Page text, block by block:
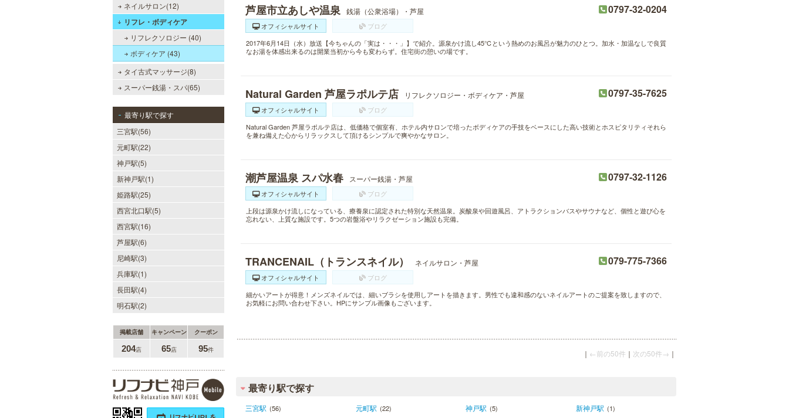
ネイルサロン(12)
リフレ・ボディケア
リフレクソロジー (40)
ボディケア (43)
タイ古式マッサージ(8)
スーパー銭湯・スパ(65)
最寄り駅で探す
三宮駅(56)
元町駅(22)
神戸駅(5)
新神戸駅(1)
姫路駅(25)
西宮北口駅(5)
西宮駅(16)
芦屋駅(6)
尼崎駅(3)
兵庫駅(1)
長田駅(4)
明石駅(2)
掲載店舗 キャンペーン クーポン
204店 65店 95件
芦屋市立あしや温泉 銭湯（公衆浴場）・芦屋 0797-32-0204
オフィシャルサイト
ブログ
2017年6月14日（水）放送【今ちゃんの「実は・・・」】で紹介。源泉かけ流し45℃という熱めのお風呂が魅力のひとつ。加水・加温なしで良質
なお湯を体感出来るのは開業当初から今も変わらず。住宅街の憩いの場です。
Natural Garden 芦屋ラポルテ店 リフレクソロジー・ボディケア・芦屋 0797-35-7625
オフィシャルサイト
ブログ
Natural Garden 芦屋ラポルテ店は、低価格で個室有、ホテル内サロンで培ったボディケアの手技をベースにした高い技術とホスピタリティそれら
を兼ね備えた心からリラックスして頂けるシンプルで爽やかなサロン。
潮芦屋温泉 スパ水春 スーパー銭湯・芦屋 0797-32-1126
オフィシャルサイト
ブログ
上段は源泉かけ流しになっている、療養泉に認定された特別な天然温泉。炭酸泉や回遊風呂、アトラクションバスやサウナなど、個性と遊び心を
忘れない、上質な施設です。5つの岩盤浴やリラクゼーション施設も完備。
TRANCENAIL（トランスネイル） ネイルサロン・芦屋 079-775-7366
オフィシャルサイト
ブログ
細かいアートが得意！メンズネイルでは、細いブラシを使用しアートを描きます。男性でも違和感のないネイルアートのご提案を致しますので、
お気軽にお問い合わせ下さい。HPにサンプル画像もございます。
｜ ←前の50件 ｜ 次の50件→ ｜
最寄り駅で探す
三宮駅 (56) 元町駅 (22) 神戸駅 (5) 新神戸駅 (1)